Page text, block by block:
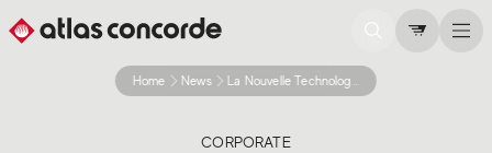
Home News La Nouvelle Technologie Sensitech Etend Desormais A Toutes Les Collections Outdoor 2024
CORPORATE